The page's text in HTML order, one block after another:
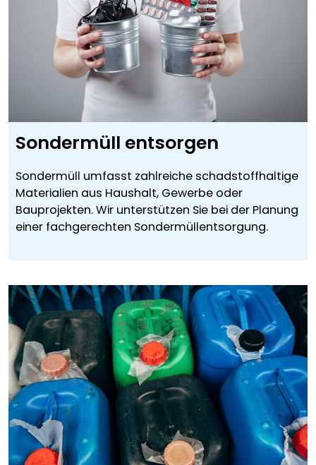
Sondermüll entsorgen
Sondermüll umfasst zahlreiche schadstoffhaltige
Materialien aus Haushalt, Gewerbe oder
Bauprojekten. Wir unterstützen Sie bei der Planung
einer fachgerechten Sondermüllentsorgung.